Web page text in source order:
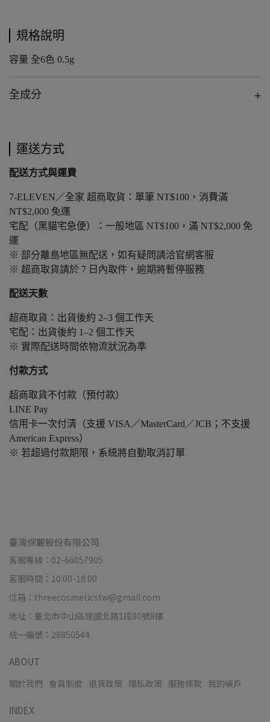
規格說明
容量 全6色 0.5g
全成分
運送方式
配送方式與運費
7-ELEVEN／全家 超商取貨：單筆 NT$100，消費滿
NT$2,000 免運
宅配（黑貓宅急便）：一般地區 NT$100，滿 NT$2,000 免
運
※ 部分離島地區無配送，如有疑問請洽官網客服
※ 超商取貨請於 7 日內取件，逾期將暫停服務
配送天數
超商取貨：出貨後約 2–3 個工作天
宅配：出貨後約 1–2 個工作天
※ 實際配送時間依物流狀況為準
付款方式
超商取貨不付款（預付款）
LINE Pay
信用卡一次付清（支援 VISA／MasterCard／JCB；不支援
American Express）
※ 若超過付款期限，系統將自動取消訂單
臺灣保麗股份有限公司
客服專線：02-66057905
客服時間：10:00-18:00
信箱：threecosmeticstw@gmail.com
地址：臺北市中山區建國北路1段80號8樓
統一編號：28850544
ABOUT
關於我們 會員制度 退貨政策 隱私政策 服務條款 我的帳戶
INDEX